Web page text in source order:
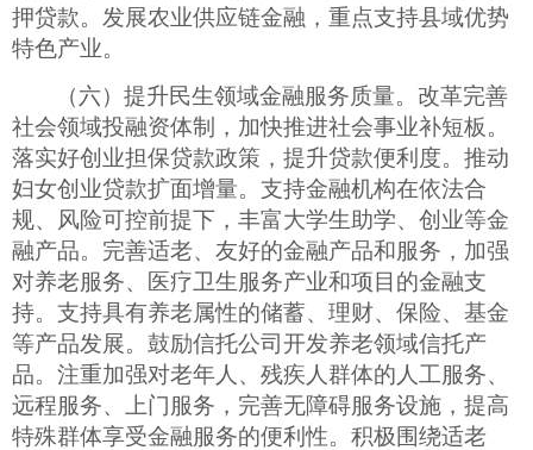
押贷款。发展农业供应链金融，重点支持县域优势
特色产业。
（六）提升民生领域金融服务质量。改革完善
社会领域投融资体制，加快推进社会事业补短板。
落实好创业担保贷款政策，提升贷款便利度。推动
妇女创业贷款扩面增量。支持金融机构在依法合
规、风险可控前提下，丰富大学生助学、创业等金
融产品。完善适老、友好的金融产品和服务，加强
对养老服务、医疗卫生服务产业和项目的金融支
持。支持具有养老属性的储蓄、理财、保险、基金
等产品发展。鼓励信托公司开发养老领域信托产
品。注重加强对老年人、残疾人群体的人工服务、
远程服务、上门服务，完善无障碍服务设施，提高
特殊群体享受金融服务的便利性。积极围绕适老